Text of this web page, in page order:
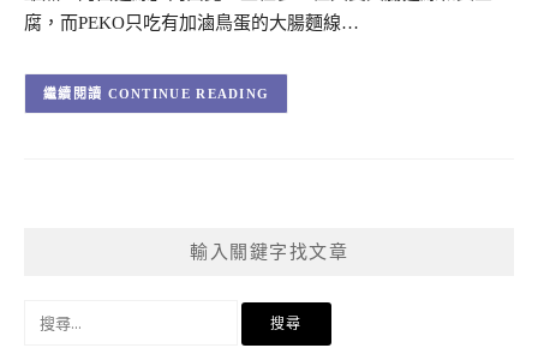
腐，而PEKO只吃有加滷鳥蛋的大腸麵線…
CONTINUE READING
輸入關鍵字找文章